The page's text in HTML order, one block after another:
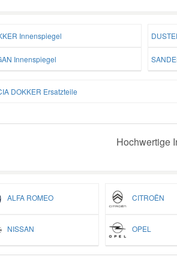
Innenspiegel
Innenspiegel
DOKKER Ersatzteile
Hochwertige
ALFA ROMEO CITROËN
NISSAN OPEL